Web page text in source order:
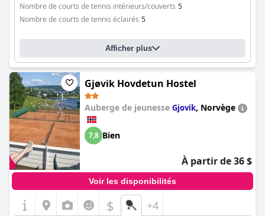
Nombre de courts de tennis intérieurs/couverts 5
Nombre de courts de tennis éclairés 5
Afficher plus
Gjøvik Hovdetun Hostel
Auberge de jeunesse Gjovik, Norvège
7,8 Bien
À partir de 36 $
Voir les disponibilités
$ +4